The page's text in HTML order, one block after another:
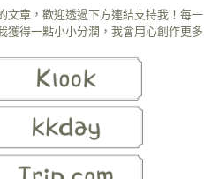
文章，歡迎透過下方連結支持我！每一
獲得一點小小分潤，我會用心創作更多